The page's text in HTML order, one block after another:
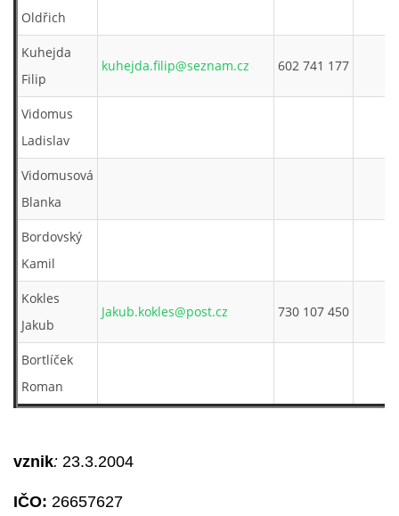
Oldřich
Kuhejda
Filip
kuhejda.filip@seznam.cz 602 741 177
Vidomus
Ladislav
Vidomusová
Blanka
Bordovský
Kamil
Kokles
Jakub
Jakub.kokles@post.cz 730 107 450
Bortlíček
Roman
vznik: 23.3.2004
IČO: 26657627